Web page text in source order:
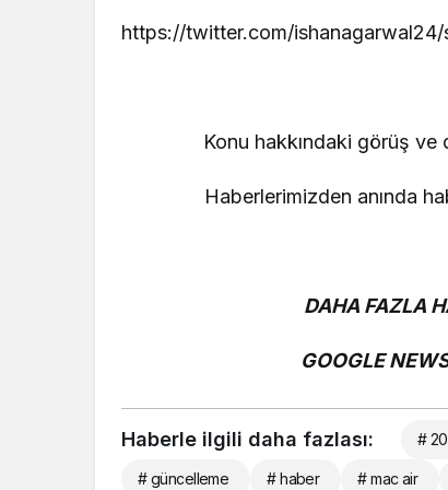
https://twitter.com/
Konu hakkındaki görüş
Haberlerimizden anında
DAHA FAZLA
GOOGLE
Haberle ilgili daha fazlası: #
# güncelleme # haber # mac air